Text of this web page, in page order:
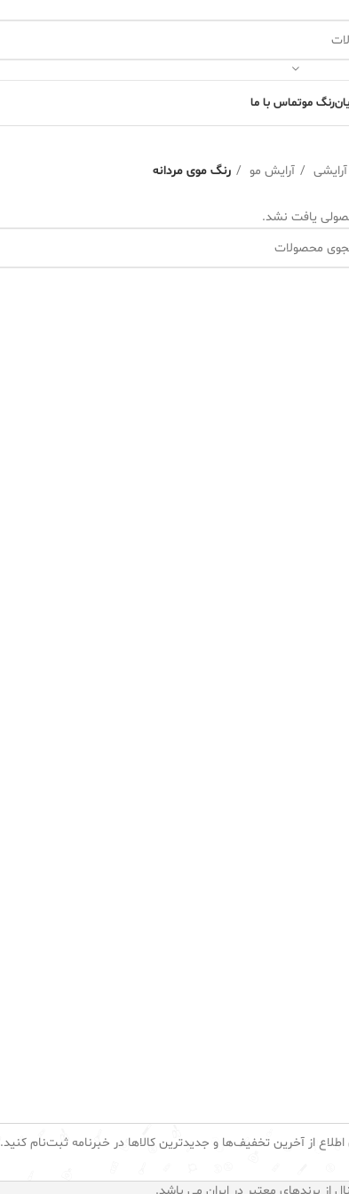
رنگ موتماس با ما
آرایشی آرایش مو رنگ موی مردانه
یافت نشد.
از آخرین تخفیف‌ها و جدیدترین کالاها در خبرنامه ثبت‌نام کنید.